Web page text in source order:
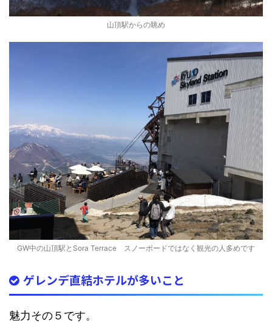
山頂駅からの眺め
GW中の山頂駅とSora Terrace スノーボードではなく観光の人多めです
ゲレンデ直結ホテルが多いこと
魅力その５です。